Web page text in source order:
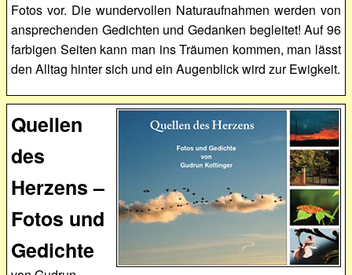
Fotos vor. Die wundervollen Naturaufnahmen werden von
ansprechenden Gedichten und Gedanken begleitet! Auf 96
farbigen Seiten kann man ins Träumen kommen, man lässt
den Alltag hinter sich und ein Augenblick wird zur Ewigkeit.
Quellen
des
Herzens –
Fotos und
Gedichte